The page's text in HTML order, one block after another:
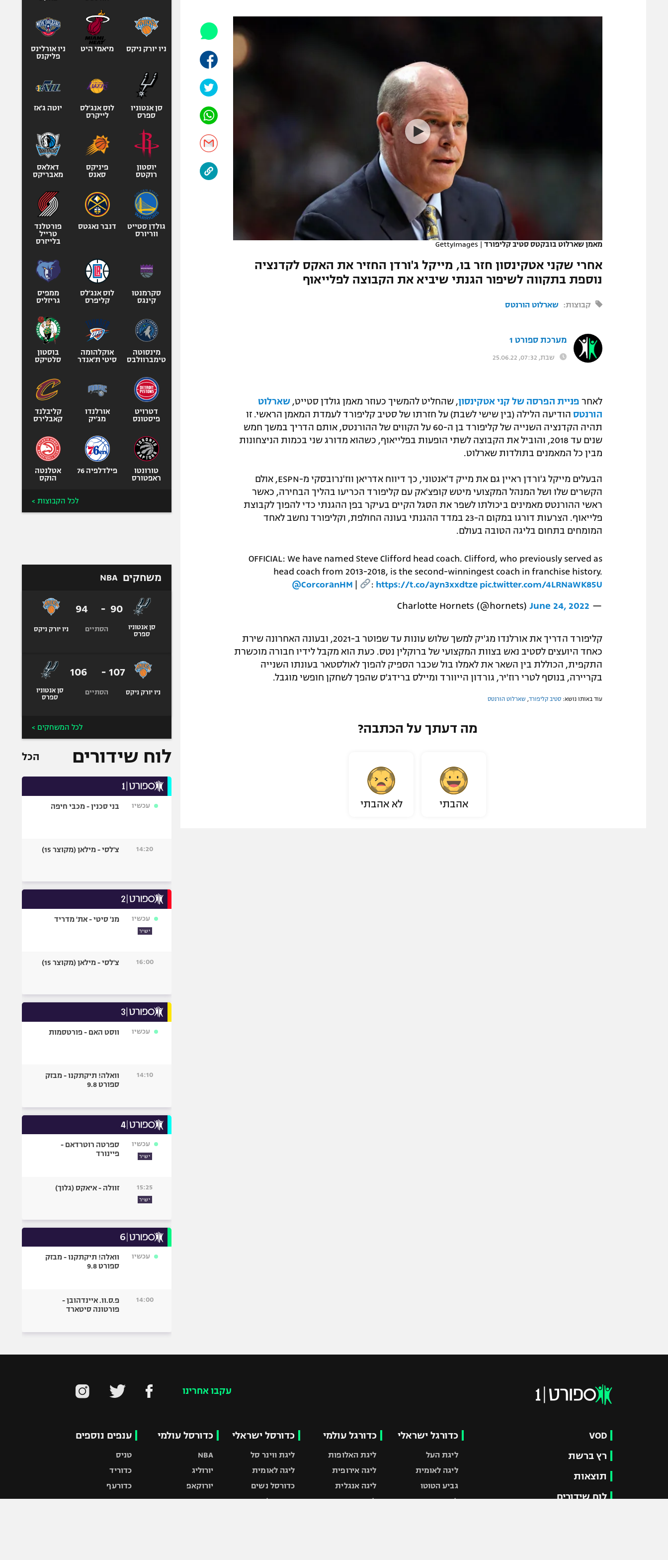
הפועל תל אביב
מכבי נתניה
בני יהודה
ליגה סינית
אופניים
ספורט מוטורי
כדורמים
בייסבול MLB
ספורט אתגרי
אומנויות לחימה
מאמן שארלוט בובקטס סטיב קליפורד |
GettyImages
אחרי שקני אטקינסון חזר בו, מייקל ג'ורדן החזיר את האקס לקדנציה
נוספת בתקווה לשיפור הגנתי שיביא את הקבוצה לפלייאוף
קבוצות: שארלוט הורנטס
מערכת ספורט 1
שבת, 07:32, 25.06.22
לאחר פניית הפרסה של קני אטקינסון, שהחליט להמשיך כעוזר מאמן גולדן סטייט, שארלוט
הורנטס הודיעה הלילה (בין שישי לשבת) על חזרתו של סטיב קליפורד לעמדת המאמן הראשי. זו
תהיה הקדנציה השנייה של קליפורד בן ה-60 על הקווים של ההורנטס, אותם הדריך במשך חמש
שנים עד 2018, והוביל את הקבוצה לשתי הופעות בפלייאוף, כשהוא מדורג שני בכמות הניצחונות
מבין כל המאמנים בתולדות שארלוט.
הבעלים מייקל ג'ורדן ראיין גם את מייק ד'אנטוני, כך דיווח אדריאן ווז'נרובסקי מ-ESPN, אולם
הקשרים שלו ושל המנהל המקצועי מיטש קופצ'אק עם קליפורד הכריעו בהליך הבחירה, כאשר
ראשי ההורנטס מאמינים ביכולתו לשפר את הסגל הקיים בעיקר בפן ההגנתי כדי להפוך לקבוצת
פלייאוף. הצרעות דורגו במקום ה-23 במדד ההגנתי בעונה החולפת, וקליפורד נחשב לאחד
המומחים בתחום בליגה הטובה בעולם.
OFFICIAL: We have named Steve Clifford head coach. Clifford, who previously served as
head coach from 2013-2018, is the second-winningest coach in franchise history.
@CorcoranHM
: https://t.co/ayn3xxdtze pic.twitter.com/4LRNaWK85U
— Charlotte Hornets (@hornets)
June 24, 2022
קליפורד הדריך את אורלנדו מג'יק למשך שלוש עונות עד שפוטר ב-2021, ובעונה האחרונה שירת
כאחד היועצים לסטיב נאש בצוות המקצועי של ברוקלין נטס. כעת הוא מקבל לידיו חבורה מוכשרת
התקפית, הכוללת בין השאר את לאמלו בול שכבר הספיק להפוך לאולסטאר בעונתו השנייה
בקריירה, בנוסף לטרי רוז'יר, גורדון הייוורד ומיילס ברידג'ס שהפך לשחקן חופשי מוגבל.
עוד באותו נושא: סטיב קליפורד שארלוט הורנטס
מה דעתך על הכתבה?
אהבתי לא אהבתי
ניו יורק ניקס מיאמי היט
ניו אורלינס
פליקנס
סן אנטוניו
ספרס
לוס אנג'לס
לייקרס
יוטה ג'אז
יוסטון
רוקטס
פיניקס
סאנס
דאלאס
מאבריקס
גולדן סטייט
ווריורס
דנבר נאגטס
פורטלנד
טרייל
בלייזרס
סקרמנטו
קינגס
לוס אנג'לס
קליפרס
ממפיס
גריזליס
מינסוטה
טימברוולבס
אוקלהומה
סיטי ת'אנדר
בוסטון
סלטיקס
דטרויט
פיסטונס
אורלנדו
מג'יק
קליבלנד
קאבלירס
טורונטו
ראפטורס
פילדלפיה 76
אטלנטה
הוקס
לכל הקבוצות >
משחקים NBA
סן אנטוניו
ספרס
90
-
94
הסתיים ניו יורק ניקס
ניו יורק ניקס
107
-
106
הסתיים
סן אנטוניו
ספרס
לכל המשחקים >
לוח שידורים הכל
עכשיו בני סכנין - מכבי חיפה
14:20 צ'לסי - מילאן (מקוצר 15)
עכשיו
ישיר
מנ' סיטי - את' מדריד
16:00 צ'לסי - מילאן (מקוצר 15)
עכשיו ווסט האם - פורטסמות
14:10
וואלה! תיקתקנו - מבזק
ספורט 9.8
עכשיו
ישיר
ספרטה רוטרדאם -
פיינורד
15:25
ישיר
זוולה - איאקס (גלוך)
עכשיו
וואלה! תיקתקנו - מבזק
ספורט 9.8
14:00
פ.ס.וו. איינדהובן -
פורטונה סיטארד
עקבו אחרינו
VOD
רץ ברשת
תוצאות
לוח שידורים
כדורגל ישראלי
ליגת העל
ליגה לאומית
גביע הטוטו
ליגיונרים
כדורגל עולמי
ליגת האלופות
ליגה אירופית
ליגה אנגלית
ליגה גרמנית
כדורסל ישראלי
ליגת ווינר סל
ליגה לאומית
כדורסל נשים
מכבי תל אביב
כדורסל עולמי
NBA
יורוליג
יורוקאפ
ענפים נוספים
טניס
כדוריד
כדורעף
שחייה